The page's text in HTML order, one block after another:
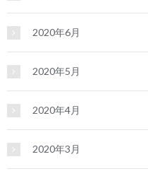
2020年6月
2020年5月
2020年4月
2020年3月